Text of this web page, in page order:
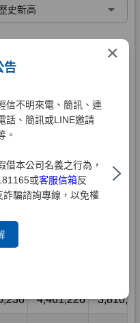
×
告
信不明來電、簡訊、連
話、簡訊或LINE邀請
。
借本公司名義之行為，
或客服信箱反
騙諮詢專線，以免權